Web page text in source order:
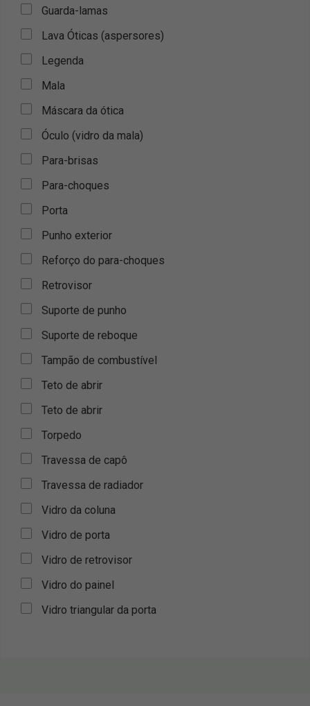
Guarda-lamas
Lava Óticas (aspersores)
Legenda
Mala
Máscara da ótica
Óculo (vidro da mala)
Para-brisas
Para-choques
Porta
Punho exterior
Reforço do para-choques
Retrovisor
Suporte de punho
Suporte de reboque
Tampão de combustível
Teto de abrir
Teto de abrir
Torpedo
Travessa de capô
Travessa de radiador
Vidro da coluna
Vidro de porta
Vidro de retrovisor
Vidro do painel
Vidro triangular da porta